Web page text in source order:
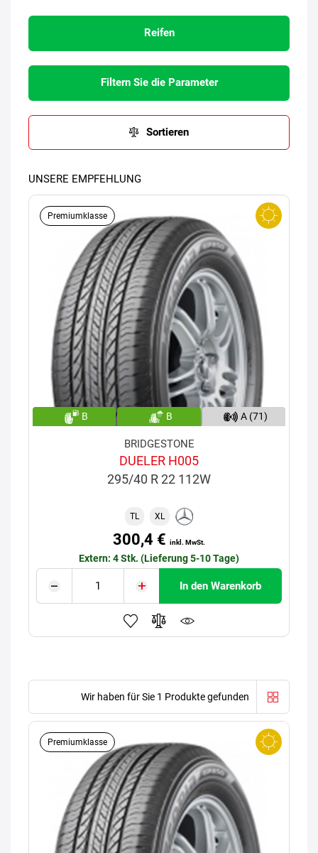
Reifen
Filtern Sie die Parameter
Sortieren
UNSERE EMPFEHLUNG
Premiumklasse
B B A (71)
BRIDGESTONE
DUELER H005
295/40 R 22 112W
TL XL
300,4 € inkl. MwSt.
Extern: 4 Stk. (Lieferung 5-10 Tage)
In den Warenkorb
Wir haben für Sie 1 Produkte gefunden
Premiumklasse